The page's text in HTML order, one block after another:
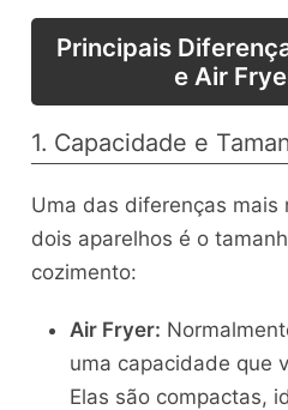
Principais
e Air
1. Capacidade e
Uma das diferenças mais
dois aparelhos é o
cozimento:
Air Fryer:
uma capacidade que
Elas são compactas,